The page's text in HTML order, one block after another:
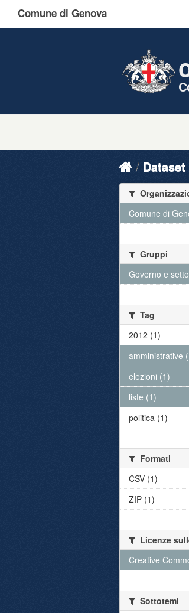
Comune di Genova
Dataset
Comune di
Gruppi
Governo e
Tag
2012 (1)
amministrative
elezioni (1)
liste (1)
politica (1)
Formati
CSV (1)
ZIP (1)
Licenze
Creative
Sottotemi